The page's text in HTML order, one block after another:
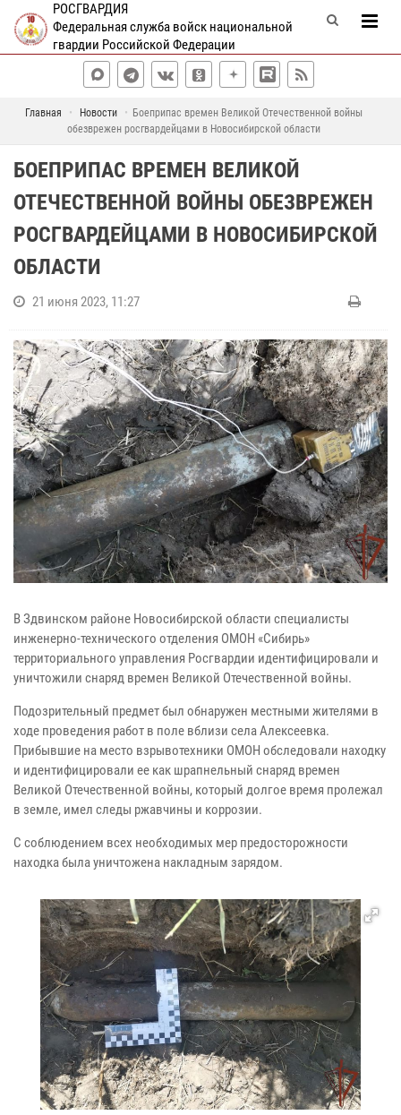
РОСГВАРДИЯ
Федеральная служба войск национальной
гвардии Российской Федерации
Главная Новости
Боеприпас времен Великой Отечественной войны
обезврежен росгвардейцами в Новосибирской области
БОЕПРИПАС ВРЕМЕН ВЕЛИКОЙ
ОТЕЧЕСТВЕННОЙ ВОЙНЫ ОБЕЗВРЕЖЕН
РОСГВАРДЕЙЦАМИ В НОВОСИБИРСКОЙ
ОБЛАСТИ
21 июня 2023, 11:27
В Здвинском районе Новосибирской области специалисты
инженерно-технического отделения ОМОН «Сибирь»
территориального управления Росгвардии идентифицировали и
уничтожили снаряд времен Великой Отечественной войны.
Подозрительный предмет был обнаружен местными жителями в
ходе проведения работ в поле вблизи села Алексеевка.
Прибывшие на место взрывотехники ОМОН обследовали находку
и идентифицировали ее как шрапнельный снаряд времен
Великой Отечественной войны, который долгое время пролежал
в земле, имел следы ржавчины и коррозии.
С соблюдением всех необходимых мер предосторожности
находка была уничтожена накладным зарядом.